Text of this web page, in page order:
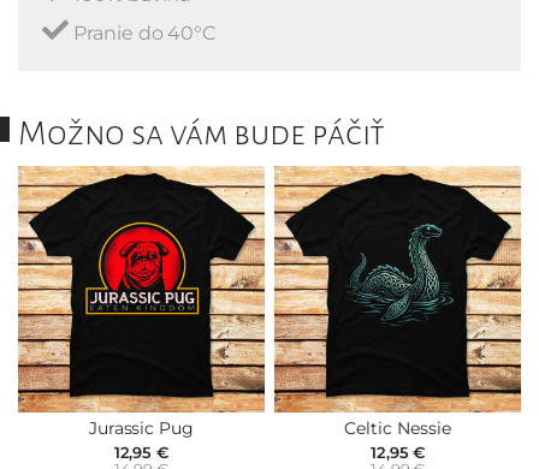
Pranie do 40°C
Možno sa vám bude páčiť
Jurassic Pug
12,95 €
Celtic Nessie
12,95 €